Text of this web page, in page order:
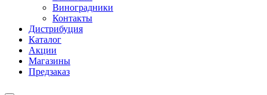
Виноградники
Контакты
Дистрибуция
Каталог
Акции
Магазины
Предзаказ